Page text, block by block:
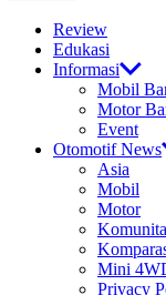
Review
Edukasi
Informasi
Mobil
Motor
Event
Otomotif News
Asia
Mobil
Motor
Mini
Privacy